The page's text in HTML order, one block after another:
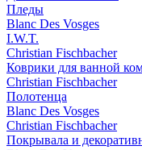
Пледы
Blanc Des Vosges
I.W.T.
Christian Fischbacher
Коврики для ванной
Christian Fischbacher
Полотенца
Blanc Des Vosges
Christian Fischbacher
Покрывала и